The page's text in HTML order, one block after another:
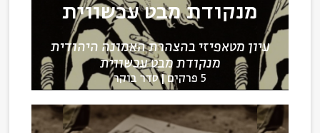
מנקודת מבט עכשווית
עיון מטאפיזי בהצהרת האמונה היהודית
מנקודת מבט עכשווית
5 פרקים סדר בוקר